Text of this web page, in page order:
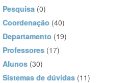
Pesquisa (0)
Coordenação (40)
Departamento (19)
Professores (17)
Alunos (30)
Sistemas de dúvidas (11)